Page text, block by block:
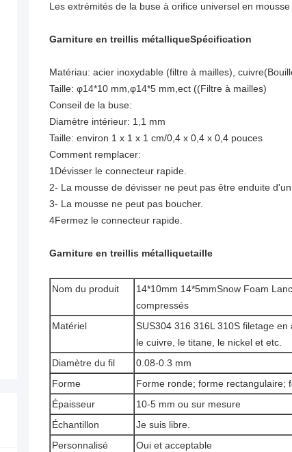
Les extrémités de la buse à orifice universel en
Garniture en treillis métalliqueSpécification
Matériau: acier inoxydable (filtre à mailles), cuivre
Taille: φ14*10 mm,φ14*5 mm,ect ((Filtre à mailles)
Conseil de la buse:
Diamètre intérieur: 1,1 mm
Taille: environ 1 x 1 x 1 cm/0,4 x 0,4 x 0,4 pouces
Comment remplacer:
1Dévisser le connecteur rapide.
2- La mousse de dévisser ne peut pas être enduite
3- La mousse ne peut pas boucher.
4Fermez le connecteur rapide.
Garniture en treillis métalliquetaille
Nom du produit
14*10mm 14*5mmSnow Foam
compressés
Matériel
SUS304 316 316L 310S filetage en
le cuivre, le titane, le nickel et etc.
Diamètre du fil
0.08-0.3 mm
Forme
Forme ronde; forme rectangulaire;
Épaisseur
10-5 mm ou sur mesure
Échantillon
Je suis libre.
Personnalisé
Oui et acceptable